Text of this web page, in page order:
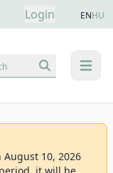
Login ENHU
menu
10, 2026